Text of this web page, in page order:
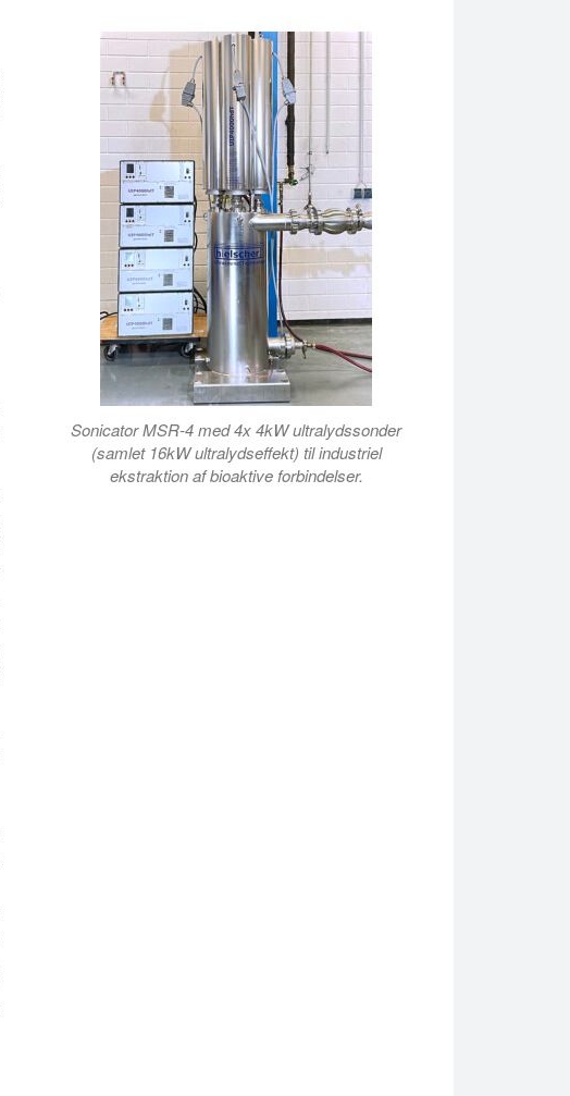
Sonicator MSR-4 med 4x 4kW ultralydssonder
(samlet 16kW ultralydseffekt) til industriel
ekstraktion af bioaktive forbindelser.